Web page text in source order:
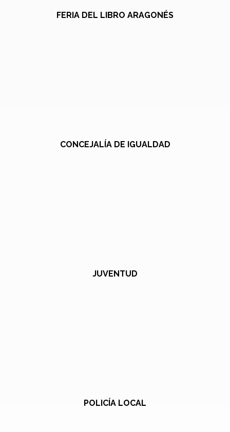
FERIA DEL LIBRO ARAGONÉS
CONCEJALÍA DE IGUALDAD
JUVENTUD
POLICÍA LOCAL